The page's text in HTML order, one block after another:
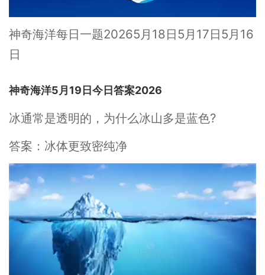
神奇海洋每日一题20265月18日5月17日5月16
日
神奇海洋5月19日今日答案2026
冰通常是透明的，为什么冰山多是蓝色?
答案：冰体更致密纯净